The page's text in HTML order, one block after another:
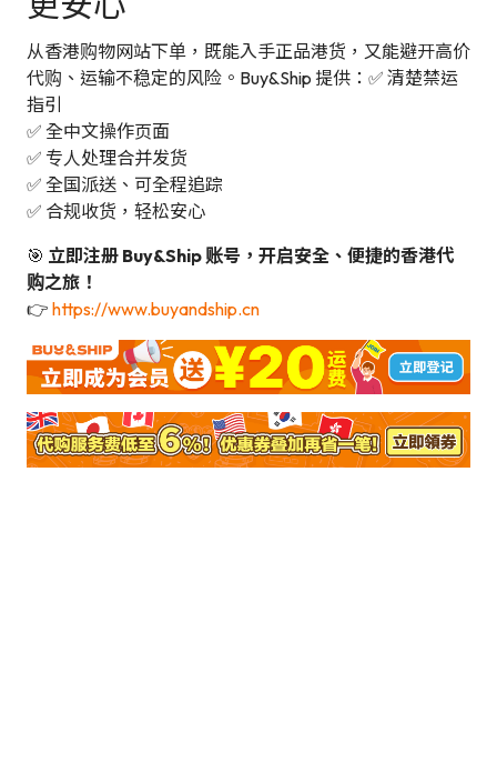
从香港购物网站下单，既能入手正品港货，又能避开高价
代购、运输不稳定的风险。Buy&Ship 提供：✅ 清楚禁运
指引
✅ 全中文操作页面
✅ 专人处理合并发货
✅ 全国派送、可全程追踪
✅ 合规收货，轻松安心
🎯 立即注册 Buy&Ship 账号，开启安全、便捷的香港代
购之旅！
👉 https://www.buyandship.cn